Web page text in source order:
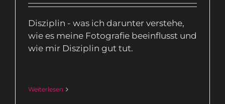
Disziplin - was ich darunter verstehe,
wie es meine Fotografie beeinflusst und
wie mir Disziplin gut tut.
Weiterlesen